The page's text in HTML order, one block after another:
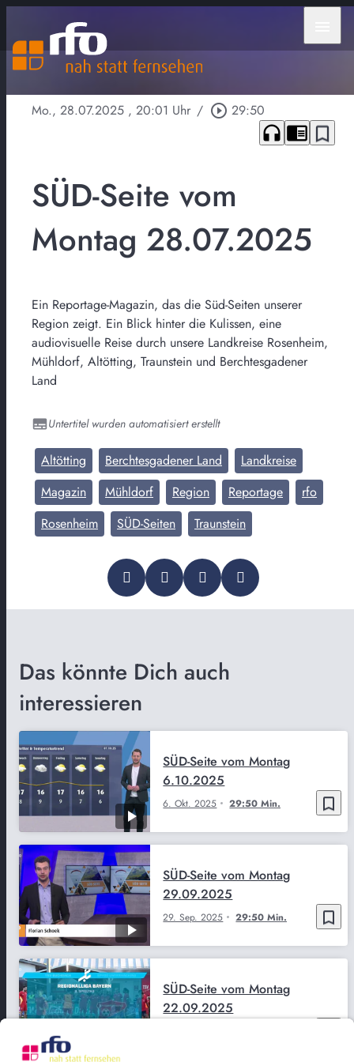
Mo., 28.07.2025 , 20:01 Uhr / play_circle_outline 29:50
headphones chrome_reader_mode bookmark_border
SÜD-Seite vom
Montag 28.07.2025
Ein Reportage-Magazin, das die Süd-Seiten unserer
Region zeigt. Ein Blick hinter die Kulissen, eine
audiovisuelle Reise durch unsere Landkreise Rosenheim,
Mühldorf, Altötting, Traunstein und Berchtesgadener
Land
Untertitel wurden automatisiert erstellt
Altötting Berchtesgadener Land
Landkreise
Magazin
Mühldorf Region Reportage
rfo
Rosenheim
SÜD-Seiten Traunstein
Das könnte Dich auch
interessieren
bookmark_border
6. Okt. 2025 29:50 Min.
SÜD-Seite vom Montag
6.10.2025
bookmark_border
29. Sep. 2025 29:50 Min.
SÜD-Seite vom Montag
29.09.2025
SÜD-Seite vom Montag
22.09.2025